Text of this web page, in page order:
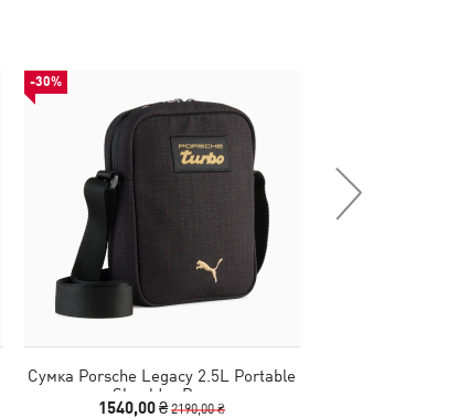
-30%
Сумка Porsche Legacy 2.5L Portable
Shoulder Bag
1540,00 ₴2190,00 ₴